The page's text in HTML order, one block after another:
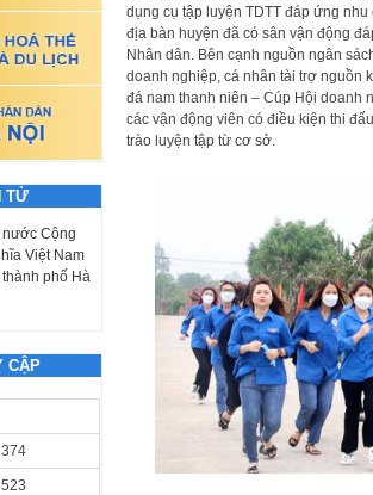
dụng cụ tập luyện TDTT đáp ứng
địa bàn huyện đã có sân vận động
Nhân dân. Bên cạnh nguồn ngân
doanh nghiệp, cá nhân tài trợ nguồn
đá nam thanh niên – Cúp Hội
các vận động viên có điều kiện thi
trào luyện tập từ cơ sở.
TỬ
Cộng
Việt Nam
phố Hà
CẬP